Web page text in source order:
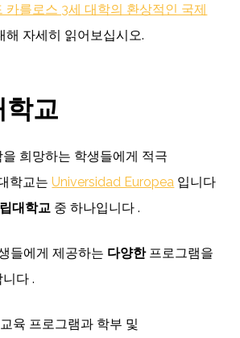
카를로스 3세 대학의 환상적인 국제
해 자세히 읽어보십시오.
학교
희망하는 학생들에게 적극
학교는Universidad Europea 입니다
대학교 중 하나입니다 .
들에게 제공하는 다양한프로그램을
다 .
육 프로그램과 학부 및